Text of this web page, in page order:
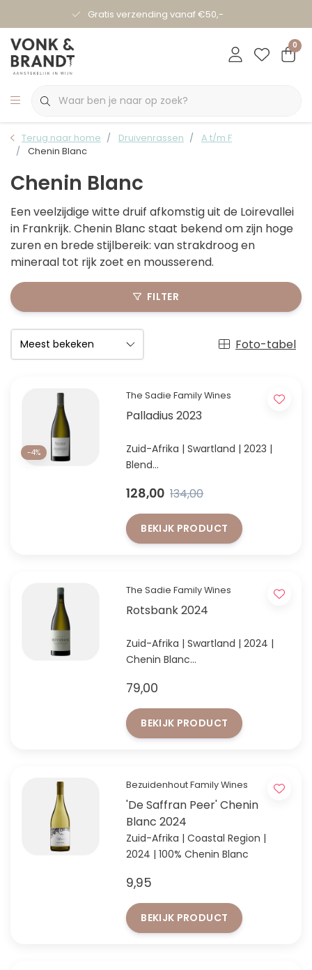
Gratis verzending vanaf €50,-
0
Terug naar home Druivenrassen
A t/m F
Chenin Blanc
Chenin Blanc
Een veelzijdige witte druif afkomstig uit de Loirevallei
in Frankrijk. Chenin Blanc staat bekend om zijn hoge
zuren en brede stijlbereik: van strakdroog en
mineraal tot rijk zoet en mousserend.
FILTER
Foto-tabel
-4%
The Sadie Family Wines
Palladius 2023
Zuid-Afrika | Swartland | 2023 |
Blend
expressie van Swartland’s witte
blend met lengte en finesse.
128,00 134,00
BEKIJK PRODUCT
The Sadie Family Wines
Rotsbank 2024
Zuid-Afrika | Swartland | 2024 |
Chenin Blanc
granietbodems
79,00
BEKIJK PRODUCT
Bezuidenhout Family Wines
'De Saffran Peer' Chenin
Blanc 2024
Zuid-Afrika | Coastal Region |
2024 | 100% Chenin Blanc
9,95
BEKIJK PRODUCT